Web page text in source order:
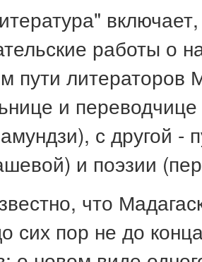
работы о
пути литераторов
и переводчице
с другой -
и поэзии
что
сих пор не до